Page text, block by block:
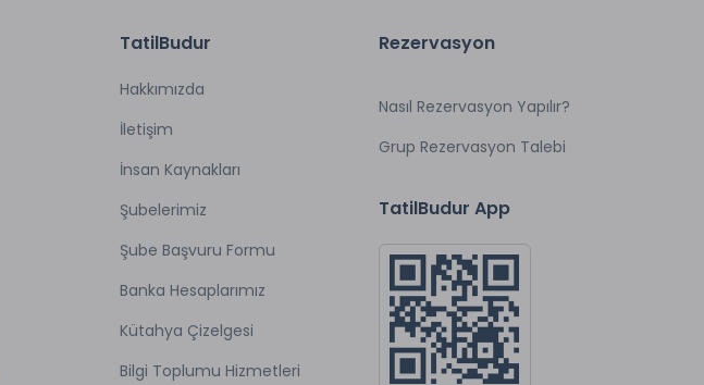
TatilBudur
Hakkımızda
İletişim
İnsan Kaynakları
Şubelerimiz
Şube Başvuru Formu
Banka Hesaplarımız
Kütahya Çizelgesi
Bilgi Toplumu Hizmetleri
Rezervasyon
Nasıl Rezervasyon Yapılır?
Grup Rezervasyon Talebi
TatilBudur App